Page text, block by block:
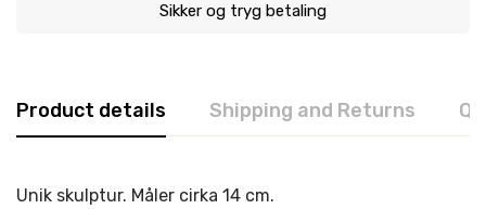
Sikker og tryg betaling
Product details Shipping and Returns
Unik skulptur. Måler cirka 14 cm.